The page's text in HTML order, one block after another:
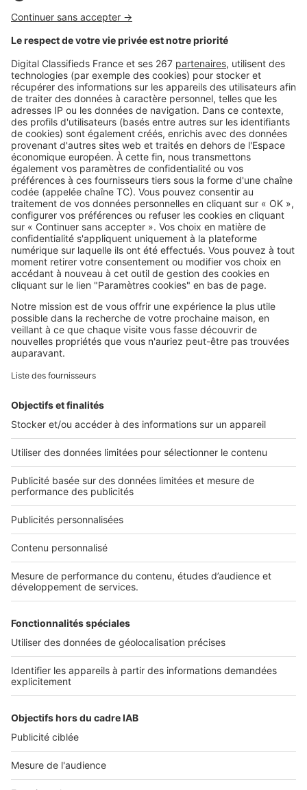
Image
Vendre
indivision ?
Image
Vendre
Comment vendre sa maison à un
promoteur immobilier ?
SeLoger c'est aussi
Retrouvez-nous sur ...
L'ENTREPRISE
Nous contacter
Nous recrutons
NOS APPLICATIONS
Découvrez nos applications
Tous nos services pro
Accès client
À DÉCOUVRIR
Annuaire des professionnels
Tout l'immobilier
Toutes les villes
Tous les départements
Toutes les régions